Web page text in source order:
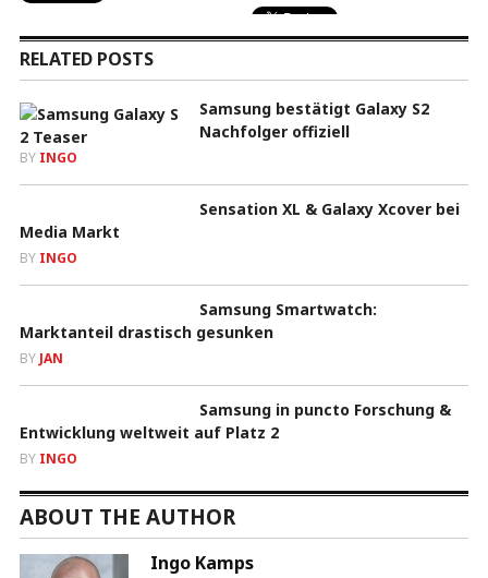
RELATED POSTS
Samsung bestätigt Galaxy S2
Nachfolger offiziell
BY INGO
Sensation XL & Galaxy Xcover bei
Media Markt
BY INGO
Samsung Smartwatch:
Marktanteil drastisch gesunken
BY JAN
Samsung in puncto Forschung &
Entwicklung weltweit auf Platz 2
BY INGO
ABOUT THE AUTHOR
Ingo Kamps